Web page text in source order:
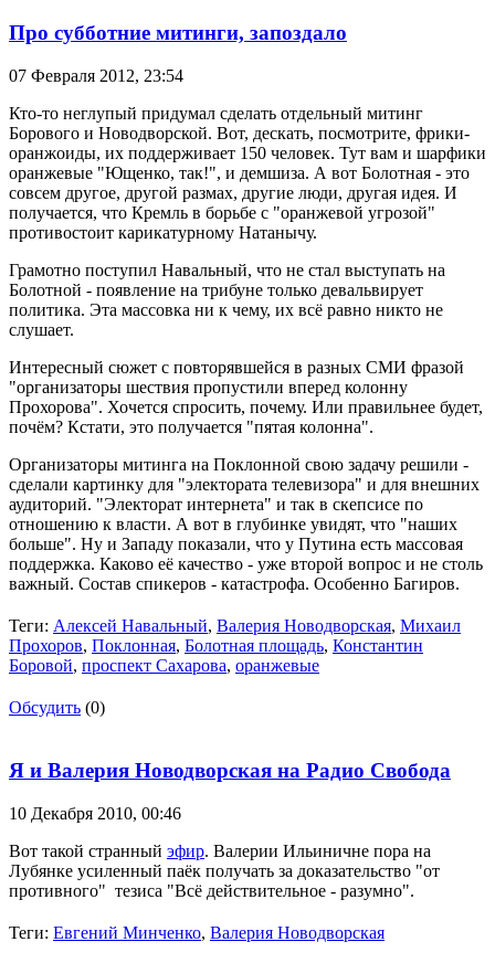
Про субботние митинги, запоздало
07 Февраля 2012, 23:54
Кто-то неглупый придумал сделать отдельный митинг
Борового и Новодворской. Вот, дескать, посмотрите, фрики-
оранжоиды, их поддерживает 150 человек. Тут вам и шарфики
оранжевые "Ющенко, так!", и демшиза. А вот Болотная - это
совсем другое, другой размах, другие люди, другая идея. И
получается, что Кремль в борьбе с "оранжевой угрозой"
противостоит карикатурному Натанычу.
Грамотно поступил Навальный, что не стал выступать на
Болотной - появление на трибуне только девальвирует
политика. Эта массовка ни к чему, их всё равно никто не
слушает.
Интересный сюжет с повторявшейся в разных СМИ фразой
"организаторы шествия пропустили вперед колонну
Прохорова". Хочется спросить, почему. Или правильнее будет,
почём? Кстати, это получается "пятая колонна".
Организаторы митинга на Поклонной свою задачу решили -
сделали картинку для "электората телевизора" и для внешних
аудиторий. "Электорат интернета" и так в скепсисе по
отношению к власти. А вот в глубинке увидят, что "наших
больше". Ну и Западу показали, что у Путина есть массовая
поддержка. Каково её качество - уже второй вопрос и не столь
важный. Состав спикеров - катастрофа. Особенно Багиров.
Теги: Алексей Навальный, Валерия Новодворская, Михаил
Прохоров, Поклонная, Болотная площадь, Константин
Боровой, проспект Сахарова, оранжевые
Обсудить (0)
Я и Валерия Новодворская на Радио Свобода
10 Декабря 2010, 00:46
Вот такой странный эфир. Валерии Ильиничне пора на
Лубянке усиленный паёк получать за доказательство "от
противного" тезиса "Всё действительное - разумно".
Теги: Евгений Минченко, Валерия Новодворская